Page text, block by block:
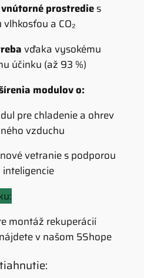
prostredies
a CO₂
vďaka vysokému
účinku (až 93 %)
modulov o:
pre chladenie a ohrev
vzduchu
vetranie s podporou
inteligencie
montáž rekuperácií
v našom 5Shope